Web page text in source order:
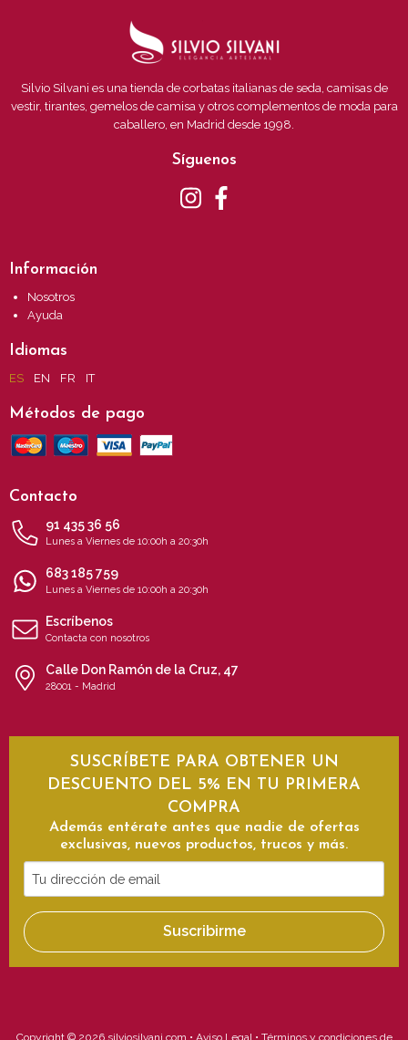
Silvio Silvani es una tienda de corbatas italianas de seda, camisas de
vestir, tirantes, gemelos de camisa y otros complementos de moda para
caballero, en Madrid desde 1998.
Síguenos
Información
Nosotros
Ayuda
Idiomas
ES EN FR IT
Métodos de pago
Contacto
91 435 36 56
Lunes a Viernes de 10:00h a 20:30h
683 185 759
Lunes a Viernes de 10:00h a 20:30h
Escríbenos
Contacta con nosotros
Calle Don Ramón de la Cruz, 47
28001 - Madrid
SUSCRÍBETE PARA OBTENER UN
DESCUENTO DEL 5% EN TU PRIMERA
COMPRA
Además entérate antes que nadie de ofertas
exclusivas, nuevos productos, trucos y más.
Tu
dirección
de
email
Suscribirme
Copyright © 2026 silviosilvani.com • Aviso Legal • Términos y condiciones de